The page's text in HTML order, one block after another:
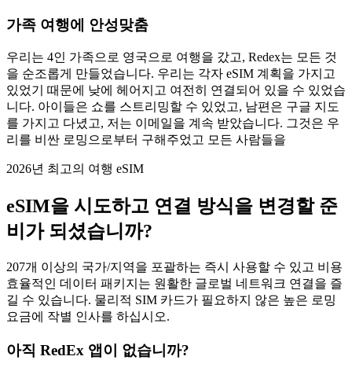
가족 여행에 안성맞춤
우리는 4인 가족으로 영국으로 여행을 갔고, Redex는 모든 것
을 순조롭게 만들었습니다. 우리는 각자 eSIM 계획을 가지고
있었기 때문에 낮에 헤어지고 여전히 연결되어 있을 수 있었습
니다. 아이들은 쇼를 스트리밍할 수 있었고, 남편은 구글 지도
를 가지고 다녔고, 저는 이메일을 계속 받았습니다. 그것은 우
리를 비싼 로밍으로부터 구해주었고 모든 사람들을
2026년 최고의 여행 eSIM
eSIM을 시도하고 연결 방식을 변경할 준
비가 되셨습니까?
207개 이상의 국가/지역을 포괄하는 즉시 사용할 수 있고 비용
효율적인 데이터 패키지는 원활한 글로벌 네트워크 연결을 즐
길 수 있습니다. 물리적 SIM 카드가 필요하지 않은 높은 로밍
요금에 작별 인사를 하십시오.
아직 RedEx 앱이 없습니까?